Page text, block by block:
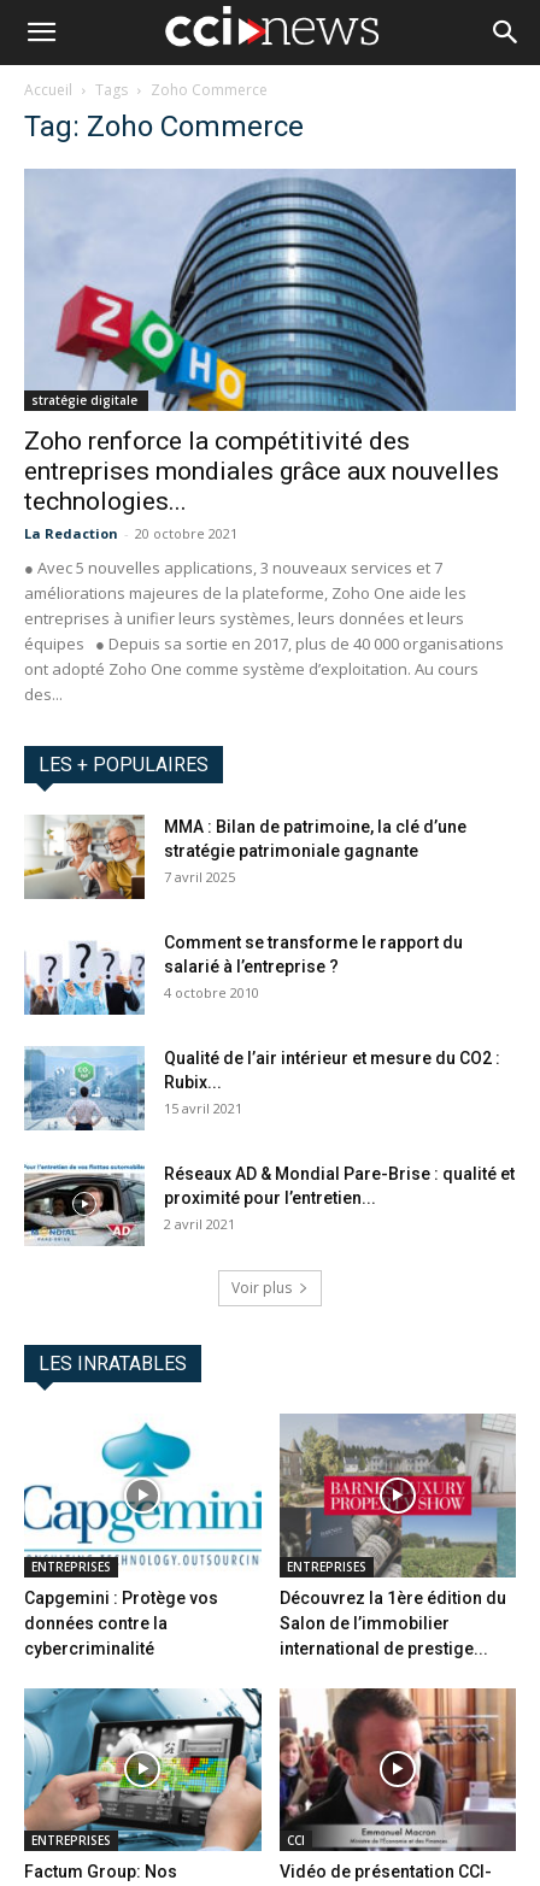
Accueil Tags Zoho Commerce
Tag: Zoho Commerce
stratégie digitale
Zoho renforce la compétitivité des
entreprises mondiales grâce aux nouvelles
technologies...
La Redaction - 20 octobre 2021
● Avec 5 nouvelles applications, 3 nouveaux services et 7
améliorations majeures de la plateforme, Zoho One aide les
entreprises à unifier leurs systèmes, leurs données et leurs
équipes ● Depuis sa sortie en 2017, plus de 40 000 organisations
ont adopté Zoho One comme système d’exploitation. Au cours
des...
LES + POPULAIRES
MMA : Bilan de patrimoine, la clé d’une
stratégie patrimoniale gagnante
7 avril 2025
Comment se transforme le rapport du
salarié à l’entreprise ?
4 octobre 2010
Qualité de l’air intérieur et mesure du CO2 :
Rubix...
15 avril 2021
Réseaux AD & Mondial Pare-Brise : qualité et
proximité pour l’entretien...
2 avril 2021
Voir plus
LES INRATABLES
ENTREPRISES
Capgemini : Protège vos
données contre la
cybercriminalité
ENTREPRISES
Découvrez la 1ère édition du
Salon de l’immobilier
international de prestige...
ENTREPRISES
Factum Group: Nos
CCI
Vidéo de présentation CCI-